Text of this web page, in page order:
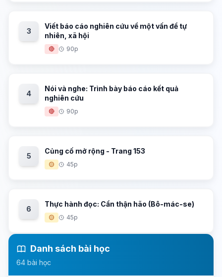
3
Viết báo cáo nghiên cứu về một vấn đề tự
nhiên, xã hội
🔴 90p
4
Nói và nghe: Trình bày báo cáo kết quả
nghiên cứu
🔴 90p
5
Củng cố mở rộng - Trang 153
🟡 45p
6
Thực hành đọc: Cẩn thận hão (Bô-mác-se)
🟡 45p
Danh sách bài học
64 bài học